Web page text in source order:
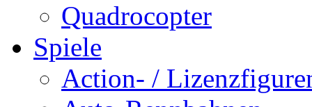
Quadrocopter
Spiele
Action- /